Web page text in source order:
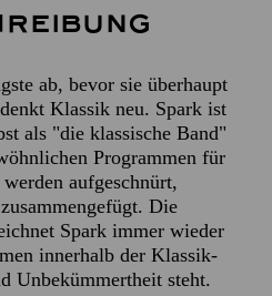
ab, bevor sie überhaupt
Klassik neu. Spark ist
als "die klassische Band"
Programmen für
aufgeschnürt,
Die
Spark immer wieder
innerhalb der Klassik-
Unbekümmertheit steht.